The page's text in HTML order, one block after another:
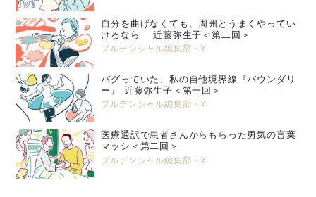
自分を曲げなくても、周囲とうまくやってい
けるなら 近藤弥生子＜第二回＞
プルデンシャル編集部・Y
バグっていた、私の自他境界線『バウンダリ
ー』 近藤弥生子＜第一回＞
プルデンシャル編集部・Y
医療通訳で患者さんからもらった勇気の言葉
マッシ＜第二回＞
プルデンシャル編集部・Y